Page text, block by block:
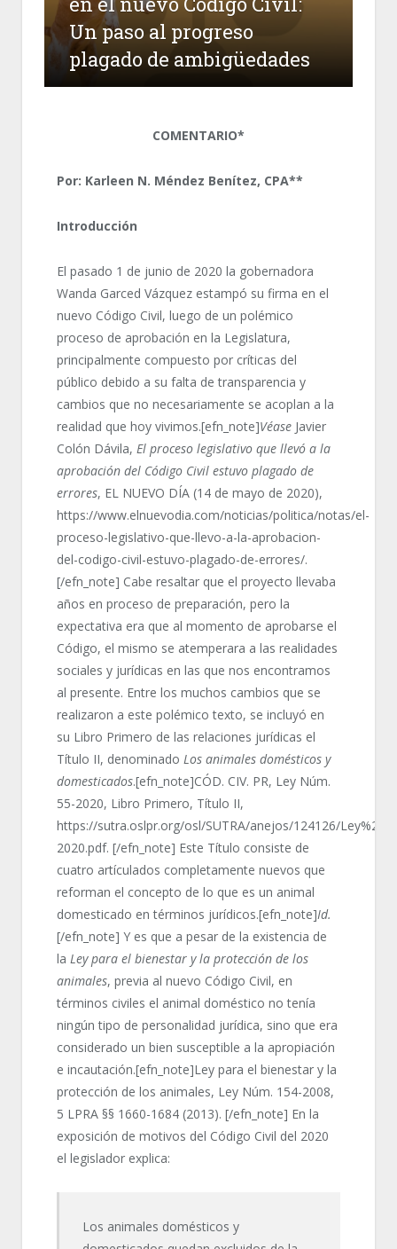
Un paso al progreso
plagado de ambigüedades
COMENTARIO*
Por: Karleen N. Méndez Benítez, CPA**
Introducción
El pasado 1 de junio de 2020 la gobernadora
Wanda Garced Vázquez estampó su firma en el
nuevo Código Civil, luego de un polémico
proceso de aprobación en la Legislatura,
principalmente compuesto por críticas del
público debido a su falta de transparencia y
cambios que no necesariamente se acoplan a la
realidad que hoy vivimos.[efn_note]VéaseJavier
Colón Dávila, El proceso legislativo que llevó a la
aprobación del Código Civil estuvo plagado de
errores, EL NUEVO DÍA (14 de mayo de 2020),
https://www.elnuevodia.com/noticias/politica/notas/el-
proceso-legislativo-que-llevo-a-la-aprobacion-
del-codigo-civil-estuvo-plagado-de-errores/.
[/efn_note] Cabe resaltar que el proyecto llevaba
años en proceso de preparación, pero la
expectativa era que al momento de aprobarse el
Código, el mismo se atemperara a las realidades
sociales y jurídicas en las que nos encontramos
al presente. Entre los muchos cambios que se
realizaron a este polémico texto, se incluyó en
su Libro Primero de las relaciones jurídicas el
Título II, denominado Los animales domésticos y
domesticados.[efn_note]CÓD. CIV. PR, Ley Núm.
55-2020, Libro Primero, Título II,
https://sutra.oslpr.org/osl/SUTRA/anejos/124126/
2020.pdf. [/efn_note] Este Título consiste de
cuatro artículados completamente nuevos que
reforman el concepto de lo que es un animal
domesticado en términos jurídicos.[efn_note]Id.
[/efn_note] Y es que a pesar de la existencia de
la Ley para el bienestar y la protección de los
animales, previa al nuevo Código Civil, en
términos civiles el animal doméstico no tenía
ningún tipo de personalidad jurídica, sino que era
considerado un bien susceptible a la apropiación
e incautación.[efn_note]Ley para el bienestar y la
protección de los animales, Ley Núm. 154-2008,
5 LPRA §§ 1660-1684 (2013). [/efn_note] En la
exposición de motivos del Código Civil del 2020
el legislador explica:
Los animales domésticos y